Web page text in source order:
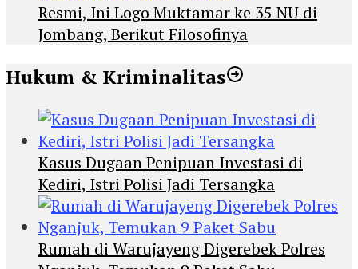
Resmi, Ini Logo Muktamar ke 35 NU di
Jombang, Berikut Filosofinya
Hukum & Kriminalitas
Kasus Dugaan Penipuan Investasi di
Kediri, Istri Polisi Jadi Tersangka
Rumah di Warujayeng Digerebek Polres